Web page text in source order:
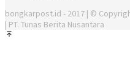
bongkarpost.id - 2017 | ©
| PT. Tunas Berita Nusantara